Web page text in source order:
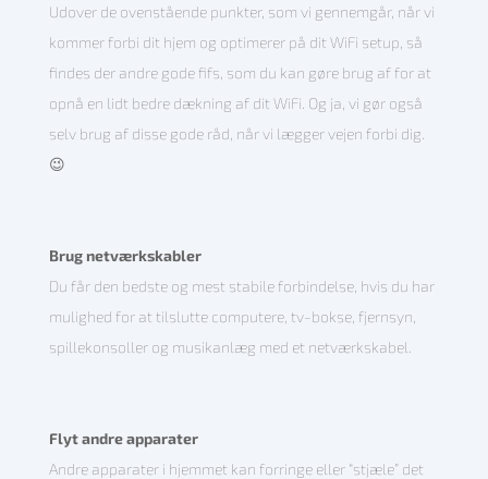
Udover de ovenstående punkter, som vi gennemgår, når vi
kommer forbi dit hjem og optimerer på dit WiFi setup, så
findes der andre gode fifs, som du kan gøre brug af for at
opnå en lidt bedre dækning af dit WiFi. Og ja, vi gør også
selv brug af disse gode råd, når vi lægger vejen forbi dig.
😉
Brug netværkskabler
Du får den bedste og mest stabile forbindelse, hvis du har
mulighed for at tilslutte computere, tv-bokse, fjernsyn,
spillekonsoller og musikanlæg med et netværkskabel.
Flyt andre apparater
Andre apparater i hjemmet kan forringe eller “stjæle” det